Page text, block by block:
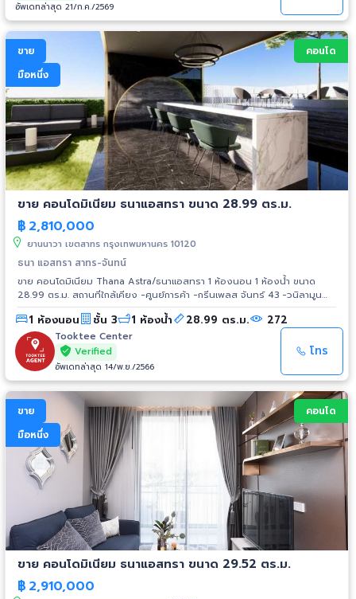
อัพเดทล่าสุด 21/ก.ค./2569
ขาย
มือหนึ่ง
คอนโด
ขาย คอนโดมิเนียม ธนาแอสทรา ขนาด 28.99 ตร.ม.
฿ 2,810,000
ยานนาวา เขตสาทร กรุงเทพมหานคร 10120
ธนา แอสทรา สาทร-จันทน์
ขาย คอนโดมิเนียม Thana Astra/ธนาแอสทรา 1 ห้องนอน 1 ห้องน้ำ ขนาด
28.99 ตร.ม. สถานที่ใกล้เคียง -ศูนย์การค้า -กรีนเพลส จันทร์ 43 -วนิลามูน
-เซ็นทรัลพลาซา พระราม 3 -เอเชียทีค เดอะ ริเวอร์ฟร้อนท์ -เทอมินัล 21
พระราม 3 -โรบินสันบางรัก -เทสโก้ โลตัส พระราม 3 -โฮมโปร พระราม 3
โรงเรียน -รร.อัสสัมชัญ -รร.กรุงเทพคริสเตียน -รร.นานาชาติโชรส์เบอรี่
-รร.เบญจวรรณศึกษา -รร.พระแม่มารี โรงพยาบาล -รพ.เซนต์หลุยส์ -รพ.เลิด
สิน -รพ.ไทยจักษุ
1 ห้องนอน ชั้น 3 1 ห้องน้ำ 28.99 ตร.ม. 272
Tooktee Center
Verified
อัพเดทล่าสุด 14/พ.ย./2566
โทร
ขาย
มือหนึ่ง
คอนโด
ขาย คอนโดมิเนียม ธนาแอสทรา ขนาด 29.52 ตร.ม.
฿ 2,910,000